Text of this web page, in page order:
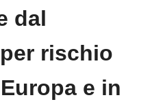
dal
rischio
e in